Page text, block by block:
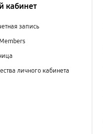
кабинет
запись
личного кабинета